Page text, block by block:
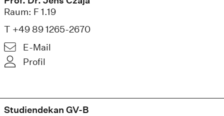
Raum: F 1.19
T +49 89 1265-2670
E-Mail
Profil
Studiendekan GV-B